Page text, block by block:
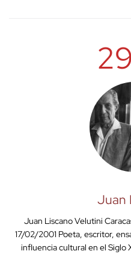
Juan
Juan Liscano Velutini
17/02/2001 Poeta, escritor,
influencia cultural en el Siglo